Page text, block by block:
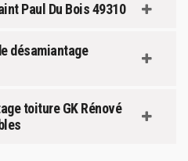
Paul Du Bois 49310
désamiantage
toiture GK Rénové